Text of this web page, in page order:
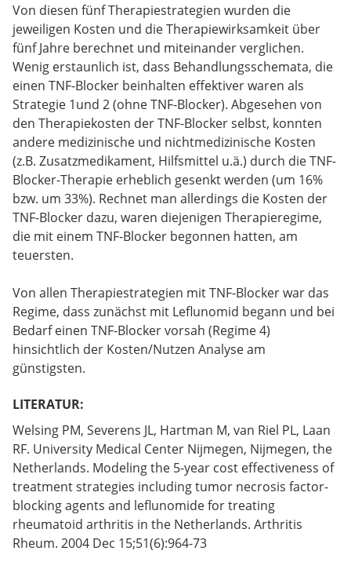
Von diesen fünf Therapiestrategien wurden die
jeweiligen Kosten und die Therapiewirksamkeit über
fünf Jahre berechnet und miteinander verglichen.
Wenig erstaunlich ist, dass Behandlungsschemata, die
einen TNF-Blocker beinhalten effektiver waren als
Strategie 1und 2 (ohne TNF-Blocker). Abgesehen von
den Therapiekosten der TNF-Blocker selbst, konnten
andere medizinische und nichtmedizinische Kosten
(z.B. Zusatzmedikament, Hilfsmittel u.ä.) durch die TNF-
Blocker-Therapie erheblich gesenkt werden (um 16%
bzw. um 33%). Rechnet man allerdings die Kosten der
TNF-Blocker dazu, waren diejenigen Therapieregime,
die mit einem TNF-Blocker begonnen hatten, am
teuersten.
Von allen Therapiestrategien mit TNF-Blocker war das
Regime, dass zunächst mit Leflunomid begann und bei
Bedarf einen TNF-Blocker vorsah (Regime 4)
hinsichtlich der Kosten/Nutzen Analyse am
günstigsten.
LITERATUR:
Welsing PM, Severens JL, Hartman M, van Riel PL, Laan
RF. University Medical Center Nijmegen, Nijmegen, the
Netherlands. Modeling the 5-year cost effectiveness of
treatment strategies including tumor necrosis factor-
blocking agents and leflunomide for treating
rheumatoid arthritis in the Netherlands. Arthritis
Rheum. 2004 Dec 15;51(6):964-73